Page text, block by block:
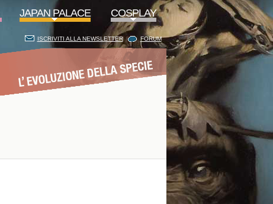
JAPAN PALACE COSPLAY
ISCRIVITI ALLA NEWSLETTER FORUM